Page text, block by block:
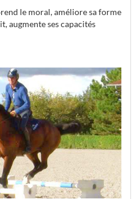
le moral, améliore sa forme
augmente ses capacités